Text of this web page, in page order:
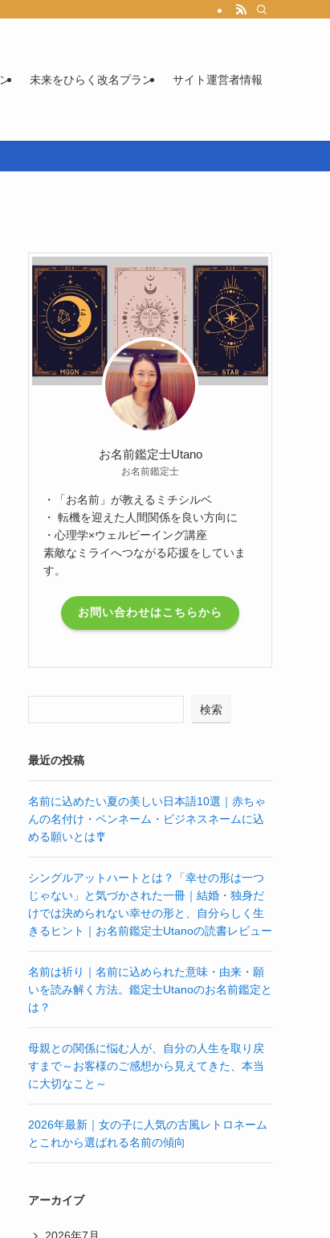
未来をひらく改名プラン サイト運営者情報
お名前鑑定士Utano
お名前鑑定士
・「お名前」が教えるミチシルベ
・ 転機を迎えた人間関係を良い方向に
・心理学×ウェルビーイング講座
素敵なミライへつながる応援をしていま
す。
お問い合わせはこちらから
検索
最近の投稿
名前に込めたい夏の美しい日本語10選｜赤ちゃ
んの名付け・ペンネーム・ビジネスネームに込
める願いとは🎐
シングルアットハートとは？「幸せの形は一つ
じゃない」と気づかされた一冊｜結婚・独身だ
けでは決められない幸せの形と、自分らしく生
きるヒント｜お名前鑑定士Utanoの読書レビュー
名前は祈り｜名前に込められた意味・由来・願
いを読み解く方法。鑑定士Utanoのお名前鑑定と
は？
母親との関係に悩む人が、自分の人生を取り戻
すまで～お客様のご感想から見えてきた、本当
に大切なこと～
2026年最新｜女の子に人気の古風レトロネーム
とこれから選ばれる名前の傾向
アーカイブ